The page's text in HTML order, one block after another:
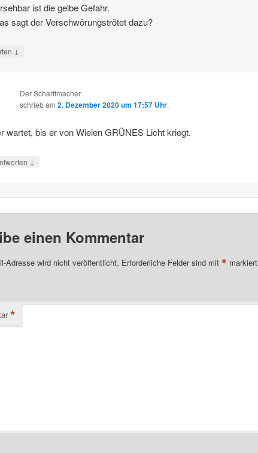
ist die gelbe Gefahr.
sagt der Verschwörungströtet dazu?
↓
Der Scharffmacher
schriebam 2. Dezember 2020 um 17:57 Uhr:
wartet, bis er von Wielen GRÜNES Licht kriegt.
↓
einen Kommentar
Adresse wird nicht veröffentlicht. Erforderliche Felder sind mit * markiert
*